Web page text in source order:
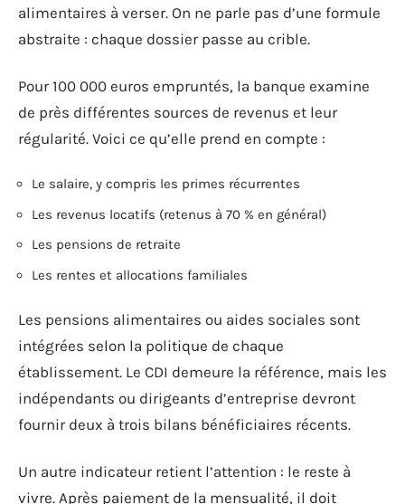
alimentaires à verser. On ne parle pas d’une formule
abstraite : chaque dossier passe au crible.
Pour 100 000 euros empruntés, la banque examine
de près différentes sources de revenus et leur
régularité. Voici ce qu’elle prend en compte :
Le salaire, y compris les primes récurrentes
Les revenus locatifs (retenus à 70 % en général)
Les pensions de retraite
Les rentes et allocations familiales
Les pensions alimentaires ou aides sociales sont
intégrées selon la politique de chaque
établissement. Le CDI demeure la référence, mais les
indépendants ou dirigeants d’entreprise devront
fournir deux à trois bilans bénéficiaires récents.
Un autre indicateur retient l’attention : le reste à
vivre. Après paiement de la mensualité, il doit